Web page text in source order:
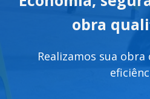
obra
Realizamos sua